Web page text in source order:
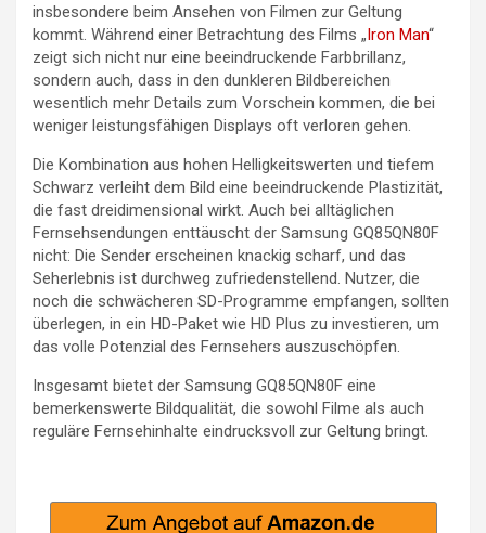
insbesondere beim Ansehen von Filmen zur Geltung
kommt. Während einer Betrachtung des Films „Iron Man“
zeigt sich nicht nur eine beeindruckende Farbbrillanz,
sondern auch, dass in den dunkleren Bildbereichen
wesentlich mehr Details zum Vorschein kommen, die bei
weniger leistungsfähigen Displays oft verloren gehen.
Die Kombination aus hohen Helligkeitswerten und tiefem
Schwarz verleiht dem Bild eine beeindruckende Plastizität,
die fast dreidimensional wirkt. Auch bei alltäglichen
Fernsehsendungen enttäuscht der Samsung GQ85QN80F
nicht: Die Sender erscheinen knackig scharf, und das
Seherlebnis ist durchweg zufriedenstellend. Nutzer, die
noch die schwächeren SD-Programme empfangen, sollten
überlegen, in ein HD-Paket wie HD Plus zu investieren, um
das volle Potenzial des Fernsehers auszuschöpfen.
Insgesamt bietet der Samsung GQ85QN80F eine
bemerkenswerte Bildqualität, die sowohl Filme als auch
reguläre Fernsehinhalte eindrucksvoll zur Geltung bringt.